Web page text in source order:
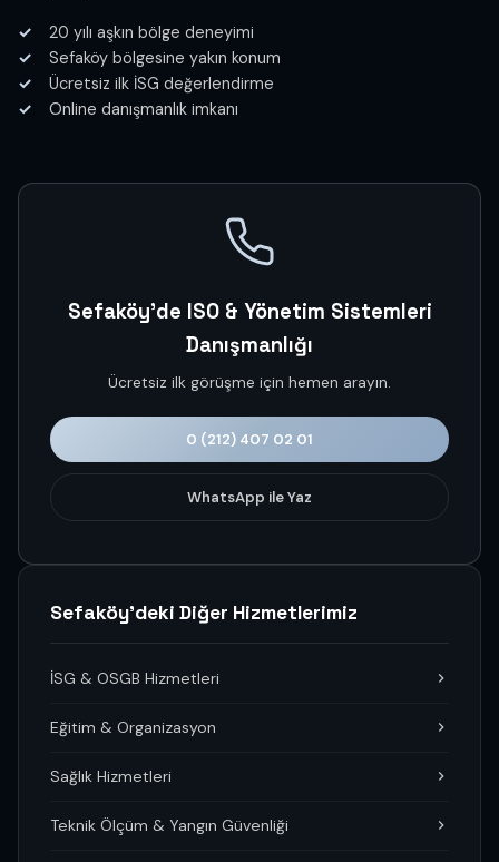
20 yılı aşkın bölge deneyimi
Sefaköy bölgesine yakın konum
Ücretsiz ilk İSG değerlendirme
Online danışmanlık imkanı
Sefaköy'de ISO & Yönetim Sistemleri
Danışmanlığı
Ücretsiz ilk görüşme için hemen arayın.
0 (212) 407 02 01
WhatsApp ile Yaz
Sefaköy'deki Diğer Hizmetlerimiz
İSG & OSGB Hizmetleri
Eğitim & Organizasyon
Sağlık Hizmetleri
Teknik Ölçüm & Yangın Güvenliği